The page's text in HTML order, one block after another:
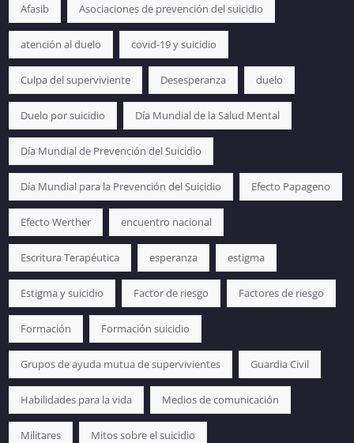
Afasib Asociaciones de prevención del suicidio
atención al duelo covid-19 y suicidio
Culpa del superviviente Desesperanza duelo
Duelo por suicidio Día Mundial de la Salud Mental
Día Mundial de Prevención del Suicidio
Día Mundial para la Prevención del Suicidio Efecto Papageno
Efecto Werther encuentro nacional
Escritura Terapéutica esperanza estigma
Estigma y suicidio Factor de riesgo Factores de riesgo
Formación Formación suicidio
Grupos de ayuda mutua de supervivientes Guardia Civil
Habilidades para la vida Medios de comunicación
Militares Mitos sobre el suicidio